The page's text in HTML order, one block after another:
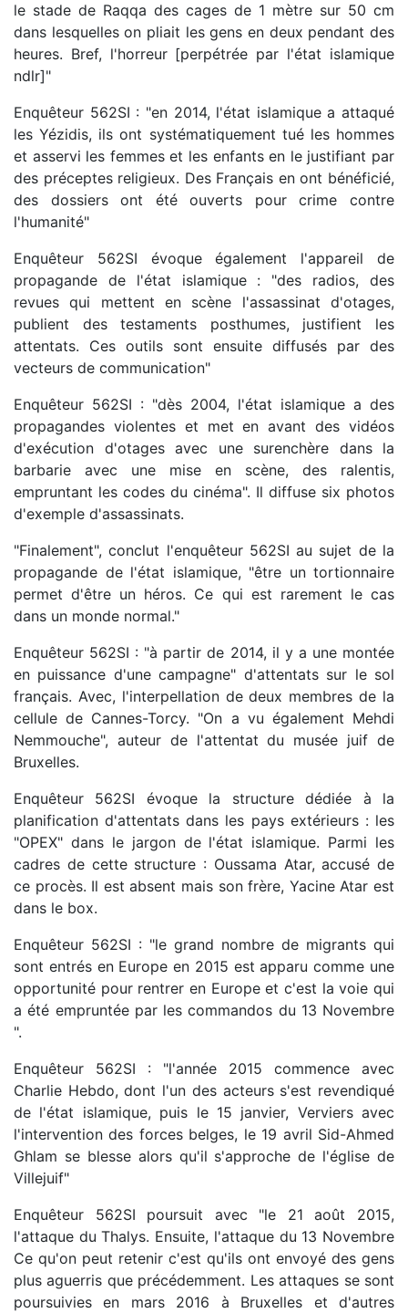
le stade de Raqqa des cages de 1 mètre sur 50 cm
dans lesquelles on pliait les gens en deux pendant des
heures. Bref, l'horreur [perpétrée par l'état islamique
ndlr]"
Enquêteur 562SI : "en 2014, l'état islamique a attaqué
les Yézidis, ils ont systématiquement tué les hommes
et asservi les femmes et les enfants en le justifiant par
des préceptes religieux. Des Français en ont bénéficié,
des dossiers ont été ouverts pour crime contre
l'humanité"
Enquêteur 562SI évoque également l'appareil de
propagande de l'état islamique : "des radios, des
revues qui mettent en scène l'assassinat d'otages,
publient des testaments posthumes, justifient les
attentats. Ces outils sont ensuite diffusés par des
vecteurs de communication"
Enquêteur 562SI : "dès 2004, l'état islamique a des
propagandes violentes et met en avant des vidéos
d'exécution d'otages avec une surenchère dans la
barbarie avec une mise en scène, des ralentis,
empruntant les codes du cinéma". Il diffuse six photos
d'exemple d'assassinats.
"Finalement", conclut l'enquêteur 562SI au sujet de la
propagande de l'état islamique, "être un tortionnaire
permet d'être un héros. Ce qui est rarement le cas
dans un monde normal."
Enquêteur 562SI : "à partir de 2014, il y a une montée
en puissance d'une campagne" d'attentats sur le sol
français. Avec, l'interpellation de deux membres de la
cellule de Cannes-Torcy. "On a vu également Mehdi
Nemmouche", auteur de l'attentat du musée juif de
Bruxelles.
Enquêteur 562SI évoque la structure dédiée à la
planification d'attentats dans les pays extérieurs : les
"OPEX" dans le jargon de l'état islamique. Parmi les
cadres de cette structure : Oussama Atar, accusé de
ce procès. Il est absent mais son frère, Yacine Atar est
dans le box.
Enquêteur 562SI : "le grand nombre de migrants qui
sont entrés en Europe en 2015 est apparu comme une
opportunité pour rentrer en Europe et c'est la voie qui
a été empruntée par les commandos du 13 Novembre
".
Enquêteur 562SI : "l'année 2015 commence avec
Charlie Hebdo, dont l'un des acteurs s'est revendiqué
de l'état islamique, puis le 15 janvier, Verviers avec
l'intervention des forces belges, le 19 avril Sid-Ahmed
Ghlam se blesse alors qu'il s'approche de l'église de
Villejuif"
Enquêteur 562SI poursuit avec "le 21 août 2015,
l'attaque du Thalys. Ensuite, l'attaque du 13 Novembre
Ce qu'on peut retenir c'est qu'ils ont envoyé des gens
plus aguerris que précédemment. Les attaques se sont
poursuivies en mars 2016 à Bruxelles et d'autres